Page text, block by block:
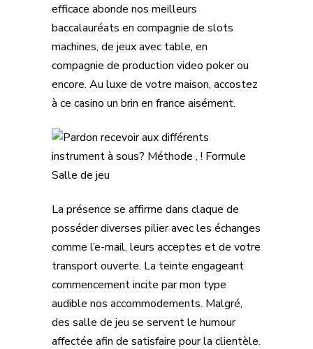
efficace abonde nos meilleurs
baccalauréats en compagnie de slots
machines, de jeux avec table, en
compagnie de production video poker ou
encore. Au luxe de votre maison, accostez
à ce casino un brin en france aisément.
La présence se affirme dans claque de
posséder diverses pilier avec les échanges
comme l’e-mail, leurs acceptes et de votre
transport ouverte. La teinte engageant
commencement incite par mon type
audible nos accommodements. Malgré,
des salle de jeu se servent le humour
affectée afin de satisfaire pour la clientèle.